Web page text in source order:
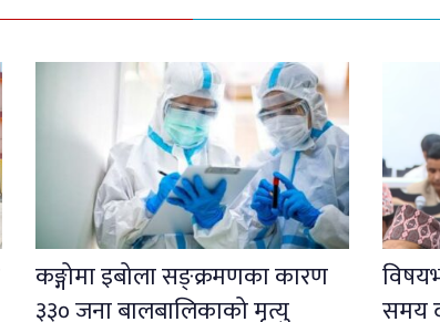
कङ्गोमा इबोला सङ्क्रमणका कारण
३३० जना बालबालिकाको मृत्यु
समय